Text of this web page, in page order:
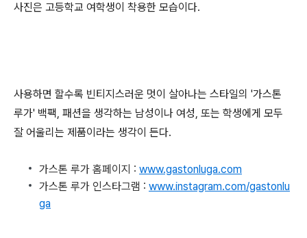
사진은 고등학교 여학생이 착용한 모습이다.
사용하면 할수록 빈티지스러운 멋이 살아나는 스타일의 '가스톤
루가' 백팩, 패션을 생각하는 남성이나 여성, 또는 학생에게 모두
잘 어울리는 제품이라는 생각이 든다.
가스톤 루가 홈페이지 : www.gastonluga.com
가스톤 루가 인스타그램 : www.instagram.com/gastonlu
ga